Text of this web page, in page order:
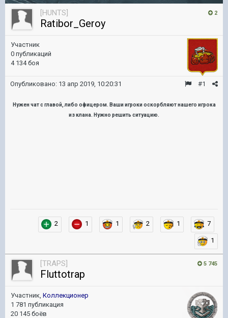
2
[HUNTS]
Ratibor_Geroy
Участник
0 публикаций
4 134 боя
#1
Опубликовано: 13 апр 2019, 10:20:31
Нужен чат с главой, либо офицером. Ваши игроки оскорбляют нашего игрока
из клана. Нужно решить ситуацию.
2 1 1 2 1 7
1
5 745
[TRAPS]
Fluttotrap
Участник, Коллекционер
1 781 публикация
20 145 боёв